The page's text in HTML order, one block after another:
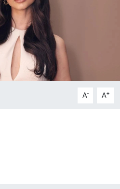
A- A+